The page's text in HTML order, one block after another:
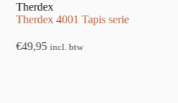
Therdex
Therdex 4001 Tapis serie
€49,95 incl. btw